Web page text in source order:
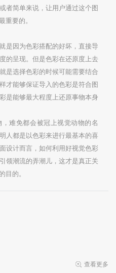
者简单来说，让用户通过这个图
重要的。
因为色彩搭配的好坏，直接导
的呈现。但是色彩在还原度上去
是选择色彩的时候可能需要结合
才能够保证导入的色彩是符合图
是能够最大程度上还原事物本身
难免都会被冠上视觉动物的名
人都是以色彩来进行最基本的喜
设计而言，如何利用好视觉色彩
领潮流的弄潮儿，这才是真正关
目的。
查看更多